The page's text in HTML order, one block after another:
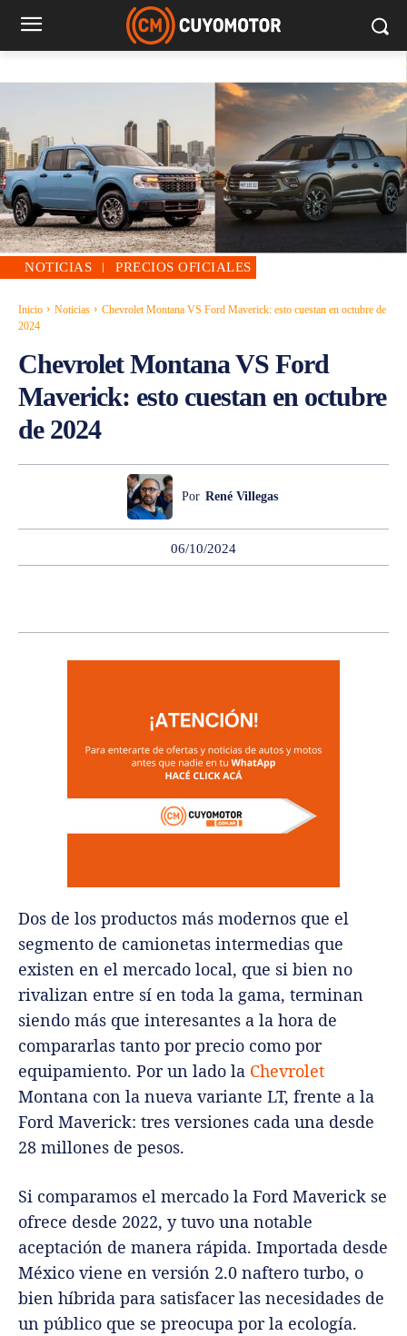
NOTICIAS PRECIOS OFICIALES
Inicio Noticias
Chevrolet Montana VS Ford Maverick: esto cuestan en octubre de
2024
Chevrolet Montana VS Ford
Maverick: esto cuestan en octubre
de 2024
Por René Villegas
06/10/2024
Dos de los productos más modernos que el
segmento de camionetas intermedias que
existen en el mercado local, que si bien no
rivalizan entre sí en toda la gama, terminan
siendo más que interesantes a la hora de
compararlas tanto por precio como por
equipamiento. Por un lado la Chevrolet
Montana con la nueva variante LT, frente a la
Ford Maverick: tres versiones cada una desde
28 millones de pesos.
Si comparamos el mercado la Ford Maverick se
ofrece desde 2022, y tuvo una notable
aceptación de manera rápida. Importada desde
México viene en versión 2.0 naftero turbo, o
bien híbrida para satisfacer las necesidades de
un público que se preocupa por la ecología.